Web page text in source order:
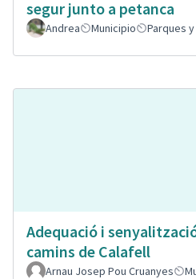
segur junto a petanca
Andrea Municipio Parques
Adequació i
camins de Calafell
Arnau Josep Pou Cruanyes